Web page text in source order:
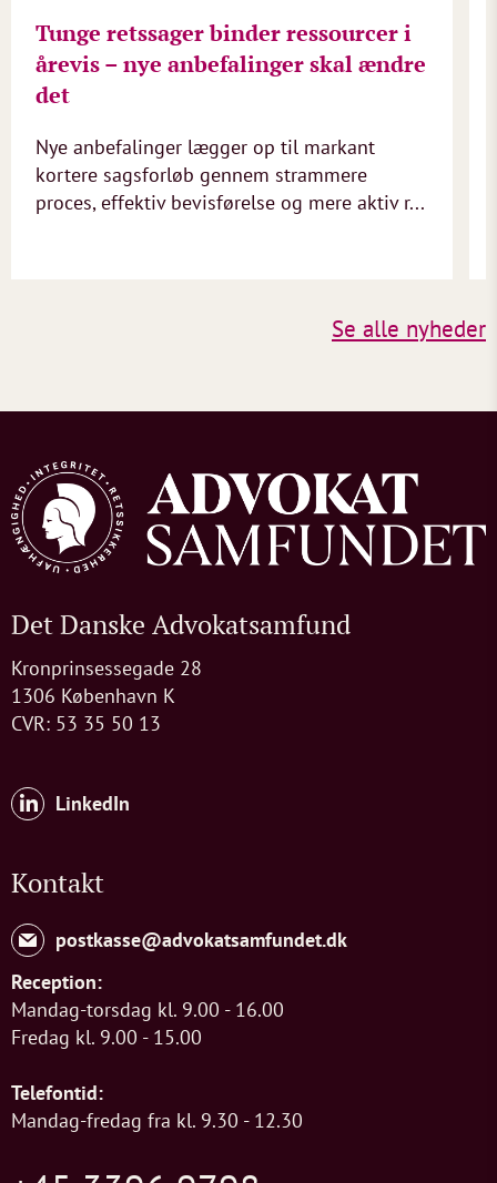
Tunge retssager binder ressourcer i
årevis – nye anbefalinger skal ændre
det
Nye anbefalinger lægger op til markant
kortere sagsforløb gennem strammere
proces, effektiv bevisførelse og mere aktiv r...
Se alle nyheder
Det Danske Advokatsamfund
Kronprinsessegade 28
1306 København K
CVR: 53 35 50 13
LinkedIn
Kontakt
postkasse@advokatsamfundet.dk
Reception:
Mandag-torsdag kl. 9.00 - 16.00
Fredag kl. 9.00 - 15.00
Telefontid:
Mandag-fredag fra kl. 9.30 - 12.30